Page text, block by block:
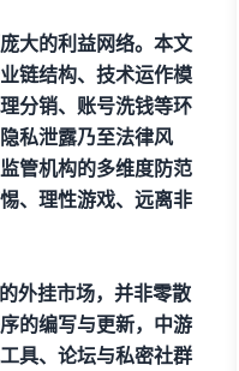
大的利益网络。本文
链结构、技术运作模
分销、账号洗钱等环
私泄露乃至法律风
管机构的多维度防范
、理性游戏、远离非
挂市场，并非零散
的编写与更新，中游
具、论坛与私密社群